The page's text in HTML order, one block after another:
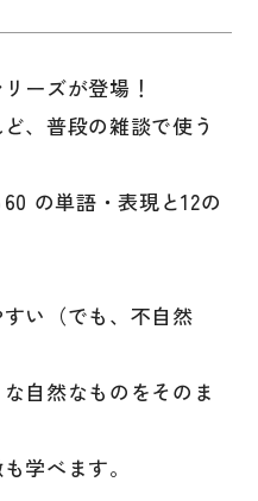
ーズが登場！
、普段の雑談で使う
の単語・表現と12の
い（でも、不自然
自然なものをそのま
学べます。